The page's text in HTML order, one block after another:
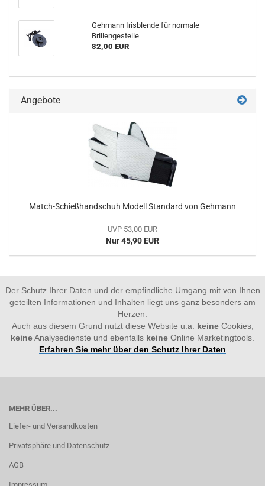
Gehmann Irisblende für normale
Brillengestelle
82,00 EUR
Angebote
Match-Schießhandschuh Modell Standard von Gehmann
UVP 53,00 EUR
Nur 45,90 EUR
Der Schutz Ihrer Daten und der empfindliche Umgang mit von Ihnen
geteilten Informationen und Inhalten liegt uns ganz besonders am
Herzen.
Auch aus diesem Grund nutzt diese Website u.a. keineCookies,
keineAnalysedienste und ebenfalls keine Online Marketingtools.
Erfahren Sie mehr über den Schutz Ihrer Daten
MEHR ÜBER...
Liefer- und Versandkosten
Privatsphäre und Datenschutz
AGB